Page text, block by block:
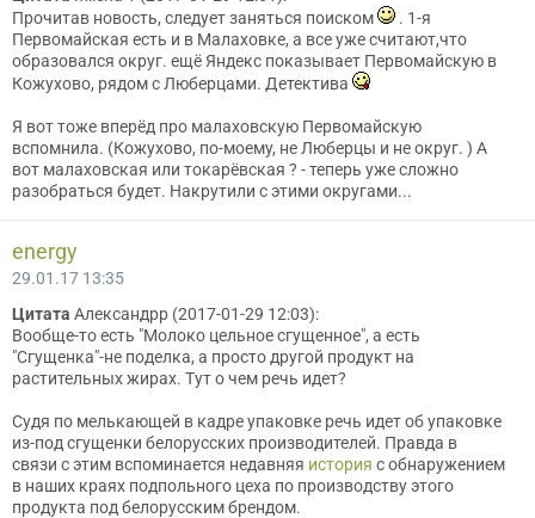
Прочитав новость, следует заняться поиском
. 1-я
Первомайская есть и в Малаховке, а все уже считают,что
образовался округ. ещё Яндекс показывает Первомайскую в
Кожухово, рядом с Люберцами. Детектива
Я вот тоже вперёд про малаховскую Первомайскую
вспомнила. (Кожухово, по-моему, не Люберцы и не округ. ) А
вот малаховская или токарёвская ? - теперь уже сложно
разобраться будет. Накрутили с этими округами...
energy
29.01.17 13:35
Цитата Александрр (2017-01-29 12:03):
Вообще-то есть "Молоко цельное сгущенное", а есть
"Сгущенка"-не поделка, а просто другой продукт на
растительных жирах. Тут о чем речь идет?
Судя по мелькающей в кадре упаковке речь идет об упаковке
из-под сгущенки белорусских производителей. Правда в
связи с этим вспоминается недавняя история с обнаружением
в наших краях подпольного цеха по производству этого
продукта под белорусским брендом.